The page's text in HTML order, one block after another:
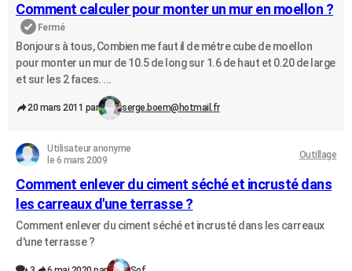
Comment calculer pour monter un mur en moellon ?
Fermé
Bonjours à tous, Combien me faut il de métre cube de moellon
pour monter un mur de 10.5 de long sur 1.6 de haut et 0.20 de large
et sur les 2 faces. ...
20 mars 2011 par serge.boem@hotmail.fr
Utilisateur anonyme
le 6 mars 2009
Outillage
Comment enlever du ciment séché et incrusté dans
les carreaux d'une terrasse ?
Comment enlever du ciment séché et incrusté dans les carreaux
d'une terrasse ?